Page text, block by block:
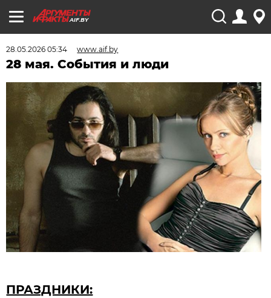
AIF.BY
28.05.2026 05:34 www.aif.by
28 мая. События и люди
ПРАЗДНИКИ: